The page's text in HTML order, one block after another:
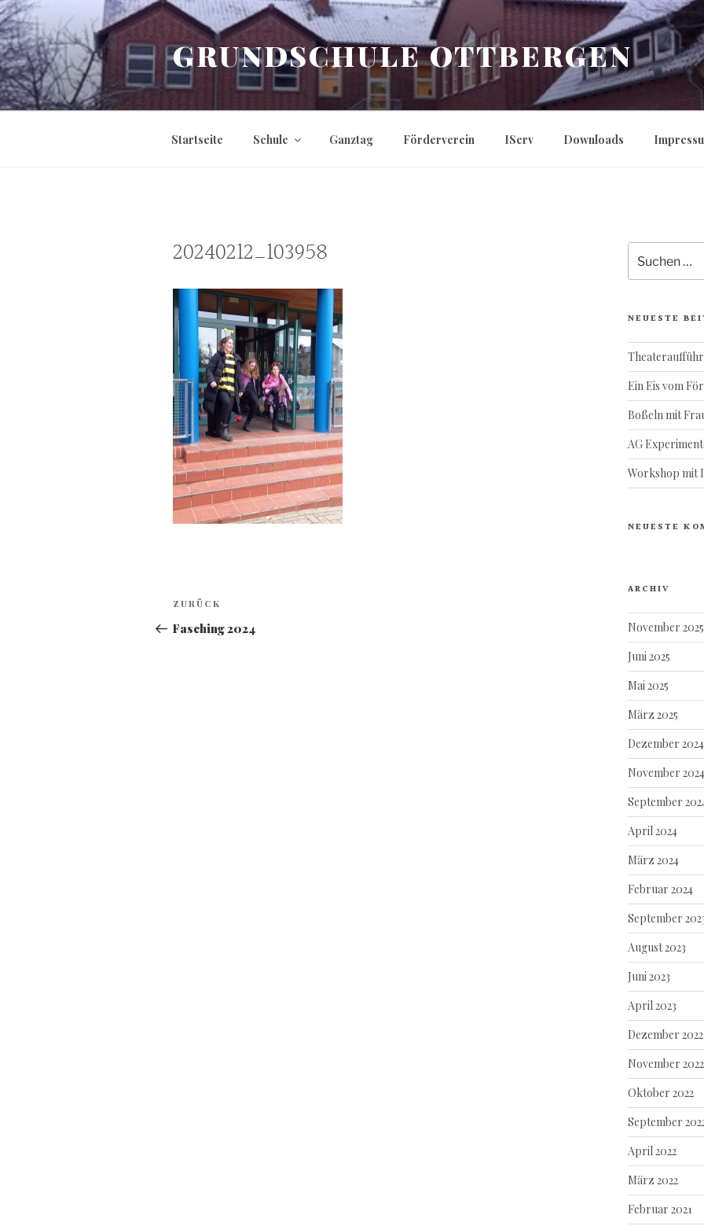
Zum
Inhalt
springen
GRUNDSCHULE OTTBERGEN
Startseite Schule Ganztag Förderverein IServ Downloads
20240212_103958
Beitragsnavigation
Vorheriger
Beitrag
ZURÜCK
Fasching 2024
nach:
NEUESTE
Ein Eis vom
Boßeln mit
AG
Workshop mit
NEUESTE
ARCHIV
November 2025
Juni 2025
Mai 2025
März 2025
Dezember 2024
November 2024
September
April 2024
März 2024
Februar 2024
September
August 2023
Juni 2023
April 2023
Dezember 2022
November 2022
Oktober 2022
September
April 2022
März 2022
Februar 2021